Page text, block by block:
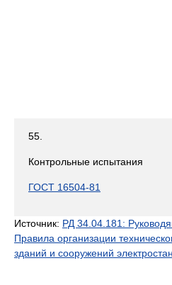
55.
Контрольные испытания
ГОСТ 16504-81
Источник: РД 34.04.181:
Правила организации
зданий и сооружений